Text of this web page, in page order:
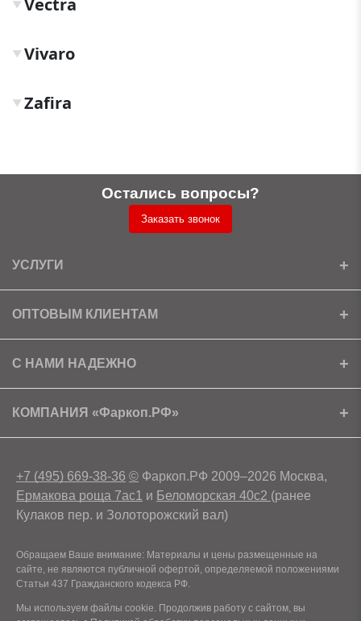
Vectra
▼
Vivaro
▼
Zafira
▼
Остались вопросы?
Заказать звонок
УСЛУГИ
Установка
Доставка
ОПТОВЫМ КЛИЕНТАМ
Ищем партнеров
Скачать прайс
С НАМИ НАДЕЖНО
Сертификаты
Условия возврата
КОМПАНИЯ «Фаркоп.РФ»
+7 (495) 669-38-36 © Фаркоп.РФ 2009–2026 Москва,
Ермакова роща 7ас1 и Беломорская 40с2 (ранее
Кулаков пер. и Золоторожский вал)
Обращаем Ваше внимание: Материалы и цены размещенные на
сайте, не являются публичной офертой, определяемой положениями
Статьи 437 Гражданского кодекса РФ.
Мы используем файлы cookie. Продолжив работу с сайтом, вы